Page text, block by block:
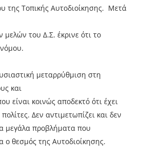
της Τοπικής Αυτοδιοίκησης. Μετά
του Δ.Σ. έκρινε ότι το
μεταρρύθμιση στη
και
είναι κοινώς αποδεκτό ότι έχει
Δεν αντιμετωπίζει και δεν
μεγάλα προβλήματα που
ο θεσμός της Αυτοδιοίκησης.